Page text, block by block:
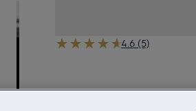
4.6 (5)